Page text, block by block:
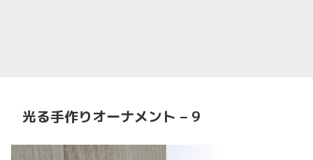
光る手作りオーナメント – 9